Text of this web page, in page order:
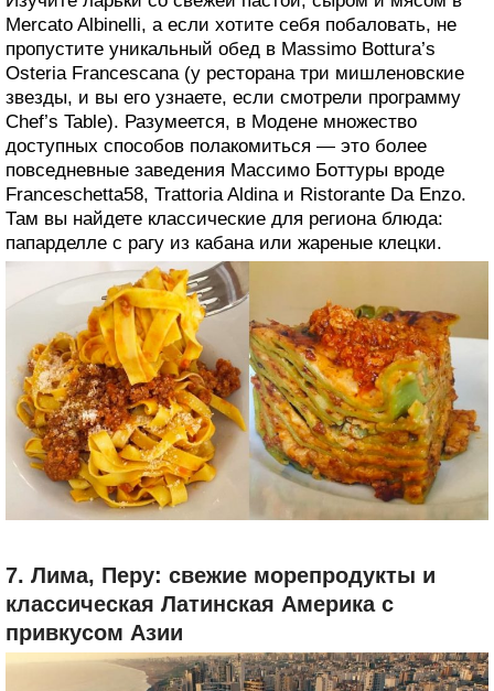
каждого.
Изучите ларьки со свежей пастой, сыром и мясом в
Mercato Albinelli, а если хотите себя побаловать, не
пропустите уникальный обед в Massimo Bottura’s
Osteria Francescana (у ресторана три мишленовские
звезды, и вы его узнаете, если смотрели программу
Chef’s Table). Разумеется, в Модене множество
доступных способов полакомиться — это более
повседневные заведения Массимо Боттуры вроде
Franceschetta58, Trattoria Aldina и Ristorante Da Enzo.
папарделле с рагу из кабана или жареные клецки.